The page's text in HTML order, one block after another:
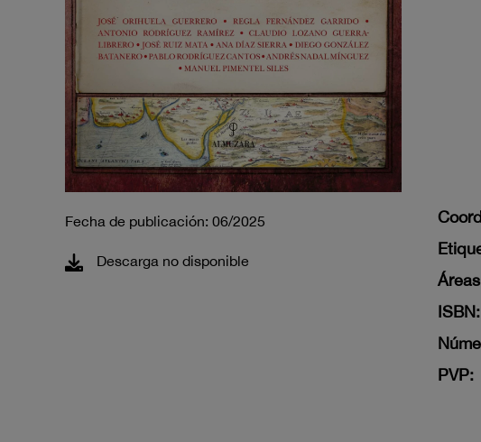
Fecha de publicación: 06/2025
Descarga no disponible
ISBN:
PVP: